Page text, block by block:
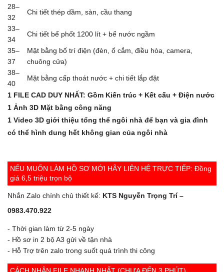
28–
32
Chi tiết thép dầm, sàn, cầu thang
33–
34
Chi tiết bể phốt 1200 lít + bể nước ngầm
35–
37
Mặt bằng bố trí điện (đèn, ổ cắm, điều hòa, camera,
chuông cửa)
38–
40
Mặt bằng cấp thoát nước + chi tiết lắp đặt
1 FILE CAD DUY NHẤT: Gồm Kiến trúc + Kết cấu + Điện nước
1 Ảnh 3D Mặt bằng công năng
1 Video 3D giới thiệu tổng thể ngôi nhà để bạn và gia đình
có thể hình dung hết không gian của ngôi nhà
NẾU MUỐN LÀM HỒ SƠ MỚI HÃY LIÊN HỆ TRỰC TIẾP: Đồng
giá 6,5 triệu trọn bộ
Nhắn Zalo chính chủ thiết kế: KTS Nguyễn Trọng Trí –
0983.470.922
- Thời gian làm từ 2-5 ngày
- Hồ sơ in 2 bộ A3 gửi về tận nhà
- Hỗ Trợ trên zalo trong suốt quá trình thi công